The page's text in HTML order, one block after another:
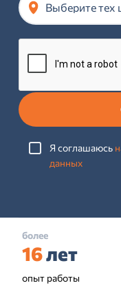
Выберите тех
Я соглашаюсь
данных
более
16лет
опыт работы